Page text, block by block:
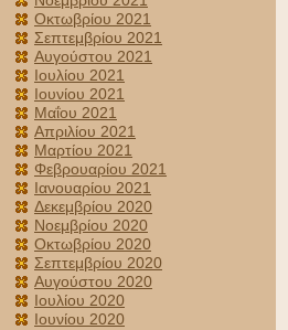
Οκτωβρίου 2021
Σεπτεμβρίου 2021
Αυγούστου 2021
Ιουλίου 2021
Ιουνίου 2021
Μαΐου 2021
Απριλίου 2021
Μαρτίου 2021
Φεβρουαρίου 2021
Ιανουαρίου 2021
Δεκεμβρίου 2020
Νοεμβρίου 2020
Οκτωβρίου 2020
Σεπτεμβρίου 2020
Αυγούστου 2020
Ιουλίου 2020
Ιουνίου 2020